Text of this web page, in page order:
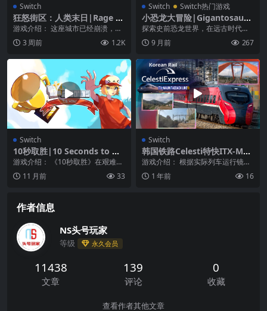
Switch
狂怒街区：人类末日|Rage Di
strict: Humanity Armaged
don
游戏介绍： 这座城市已经崩溃，生
存成为你唯一的目标。 在《愤怒之
地——人类末日》...
3 周前 1.2K
Switch Switch热门游戏
小恐龙大冒险|Gigantosauru
s: The Game中文
探索史前恐龙世界，在远古时代中
急速驰骋。迪士尼恐龙传说结合了
竞速挑战，拯救世界大...
9 月前 267
Switch
10秒取胜|10 Seconds to Wi
n
游戏介绍： 《10秒取胜》在艰难但
精准的平台化挑战中，尽可能快地
实现目标！ 扮演...
11 月前 33
Switch
韩国铁路Celesti特快ITX-MA
UM太白线|Korean Rail Cele
sti Express ITX-MAUM Taeb
aek Line中文
游戏介绍： 根据实际列车运行镜头
直接控制火车的模拟游戏！只需简
单操作上下 exc...
1 年前 16
作者信息
NS头号玩家
等级 永久会员
11438
文章
139
评论
0
收藏
查看作者其他文章